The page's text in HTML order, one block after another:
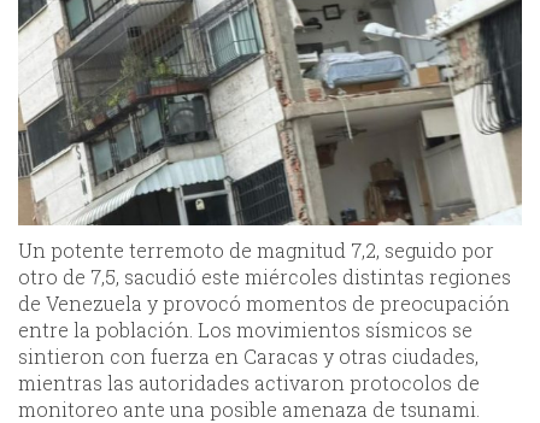
Un potente terremoto de magnitud 7,2, seguido por
otro de 7,5, sacudió este miércoles distintas regiones
de Venezuela y provocó momentos de preocupación
entre la población. Los movimientos sísmicos se
sintieron con fuerza en Caracas y otras ciudades,
mientras las autoridades activaron protocolos de
monitoreo ante una posible amenaza de tsunami.